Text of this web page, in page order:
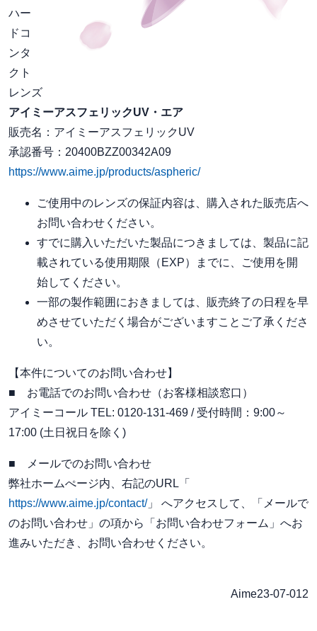
ハー
ドコ
ンタ
クト
レンズ
アイミーアスフェリックUV・エア
販売名：アイミーアスフェリックUV
承認番号：20400BZZ00342A09
https://www.aime.jp/products/aspheric/
ご使用中のレンズの保証内容は、購入された販売店へ
お問い合わせください。
すでに購入いただいた製品につきましては、製品に記
載されている使用期限（EXP）までに、ご使用を開
始してください。
一部の製作範囲におきましては、販売終了の日程を早
めさせていただく場合がございますことご了承くださ
い。
【本件についてのお問い合わせ】
■ お電話でのお問い合わせ（お客様相談窓口）
アイミーコール TEL: 0120-131-469 / 受付時間：9:00～
17:00 (土日祝日を除く)
■ メールでのお問い合わせ
弊社ホームぺージ内、右記のURL「
https://www.aime.jp/contact/」 へアクセスして、「メールで
のお問い合わせ」の項から「お問い合わせフォーム」へお
進みいただき、お問い合わせください。
Aime23-07-012